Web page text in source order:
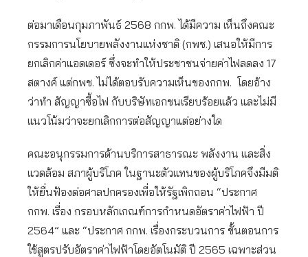
ต่อมาเดือนกุมภาพันธ์ 2568 กกพ. ได้มีความ เห็นถึงคณะ
กรรมการนโยบายพลังงานแห่งชาติ (กพช.) เสนอให้มีการ
ยกเลิกค่าแอดเดอร์ ซึ่งจะทำให้ประชาชนจ่ายค่าไฟลดลง 17
สตางค์ แต่กพช. ไม่ได้ตอบรับความเห็นของกกพ. โดยอ้าง
ว่าทำ สัญญาซื้อไฟ กับบริษัทเอกชนเรียบร้อยแล้ว และไม่มี
แนวโน้มว่าจะยกเลิกการต่อสัญญาแต่อย่างใด
คณะอนุกรรมการด้านบริการสาธารณะ พลังงาน และสิ่ง
แวดล้อม สภาผู้บริโภค ในฐานะตัวแทนของผู้บริโภคจึงมีมติ
ให้ยื่นฟ้องต่อศาลปกครองเพื่อให้รัฐเพิกถอน “ประกาศ
กกพ. เรื่อง กรอบหลักเกณฑ์การกำหนดอัตราค่าไฟฟ้า ปี
2564” และ “ประกาศ กกพ. เรื่องกระบวนการ ขั้นตอนการ
ใช้สูตรปรับอัตราค่าไฟฟ้าโดยอัตโนมัติ ปี 2565 เฉพาะส่วน